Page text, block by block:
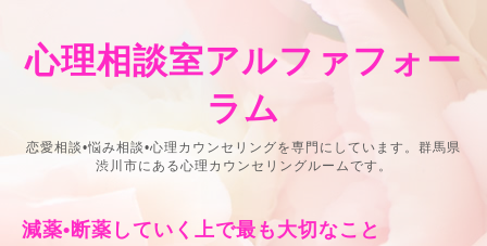
心理相談室アルファフォー
ラム
恋愛相談•悩み相談•心理カウンセリングを専門にしています。群馬県
渋川市にある心理カウンセリングルームです。
減薬•断薬していく上で最も大切なこと